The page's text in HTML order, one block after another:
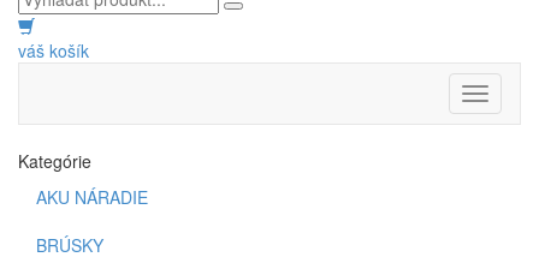
váš košík
Toggle
Kategórie
AKU NÁRADIE
BRÚSKY